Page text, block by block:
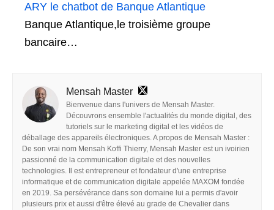
ARY le chatbot de Banque Atlantique
Banque Atlantique,le troisième groupe
bancaire…
Mensah Master
Bienvenue dans l'univers de Mensah Master.
Découvrons ensemble l'actualités du monde digital, des
tutoriels sur le marketing digital et les vidéos de
déballage des appareils électroniques. A propos de Mensah Master :
De son vrai nom Mensah Koffi Thierry, Mensah Master est un ivoirien
passionné de la communication digitale et des nouvelles
technologies. Il est entrepreneur et fondateur d'une entreprise
informatique et de communication digitale appelée MAXOM fondée
en 2019. Sa persévérance dans son domaine lui a permis d'avoir
plusieurs prix et aussi d'être élevé au grade de Chevalier dans